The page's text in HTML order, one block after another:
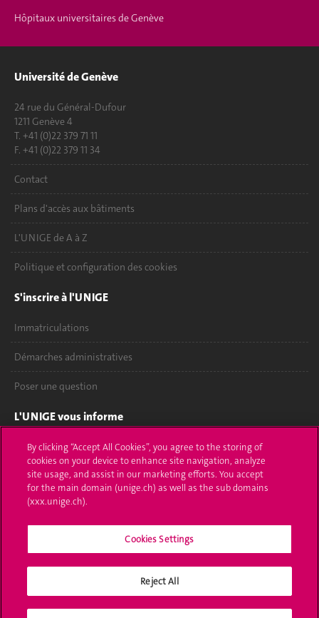
Hôpitaux universitaires de Genève
Université de Genève
24 rue du Général-Dufour
1211 Genève 4
T. +41 (0)22 379 71 11
F. +41 (0)22 379 11 34
Contact
Plans d'accès aux bâtiments
L'UNIGE de A à Z
Politique et configuration des cookies
S'inscrire à l'UNIGE
Immatriculations
Démarches administratives
Poser une question
L'UNIGE vous informe
UNIGE Mobile
Médias
Offres d'emploi
Calendrier académique
Médias sociaux UNIGE
By clicking “Accept All Cookies”, you agree to the storing of
cookies on your device to enhance site navigation, analyze
site usage, and assist in our marketing efforts. You accept
for the main domain (unige.ch) as well as the sub domains
(xxx.unige.ch).
Cookies Settings
Reject All